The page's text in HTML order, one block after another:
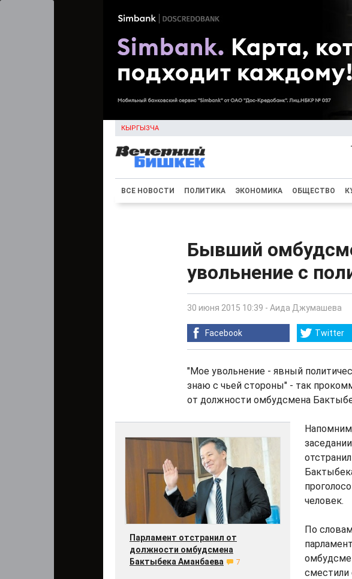
КЫРГЫЗЧА
ВСЕ НОВОСТИ ПОЛИТИКА ЭКОНОМИКА ОБЩЕСТВО
Бывший
увольнение с
30 июня 2015 10:39 - Аида Джумашева
Facebook Twitter
"Мое увольнение - явный
знаю с чьей стороны" - так
от должности омбудсмена
Парламент отстранил от
должности омбудсмена
Бактыбека Аманбаева
7
человек.
По
сместили